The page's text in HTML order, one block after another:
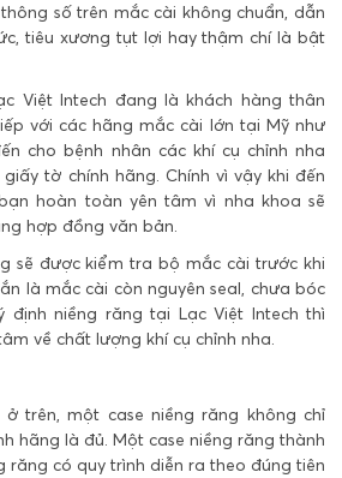
số trên mắc cài không chuẩn, dẫn
tiêu xương tụt lợi hay thậm chí là bật
Việt Intech đang là khách hàng thân
với các hãng mắc cài lớn tại Mỹ như
cho bệnh nhân các khí cụ chỉnh nha
tờ chính hãng. Chính vì vậy khi đến
hoàn toàn yên tâm vì nha khoa sẽ
hợp đồng văn bản.
sẽ được kiểm tra bộ mắc cài trước khi
là mắc cài còn nguyên seal, chưa bóc
định niềng răng tại Lạc Việt Intech thì
về chất lượng khí cụ chỉnh nha.
ở trên, một case niềng răng không chỉ
hãng là đủ. Một case niềng răng thành
răng có quy trình diễn ra theo đúng tiên